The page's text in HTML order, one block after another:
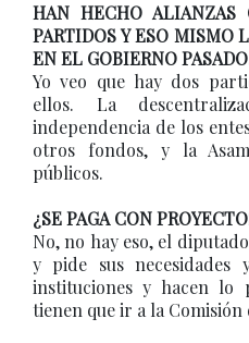
HAN HECHO ALIANZAS
PARTIDOS Y ESO MISMO
EN EL GOBIERNO
Yo veo que hay dos
ellos. La
independencia de los
otros fondos, y la
públicos.
¿SE PAGA CON
No, no hay eso, el
y pide sus
instituciones y hacen lo
tienen que ir a la Comisión